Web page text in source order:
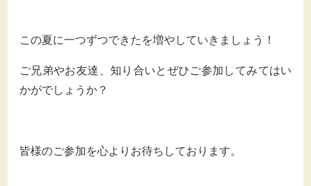
この夏に一つずつできたを増やしていきましょう！
ご兄弟やお友達、知り合いとぜひご参加してみてはい
かがでしょうか？
皆様のご参加を心よりお待ちしております。